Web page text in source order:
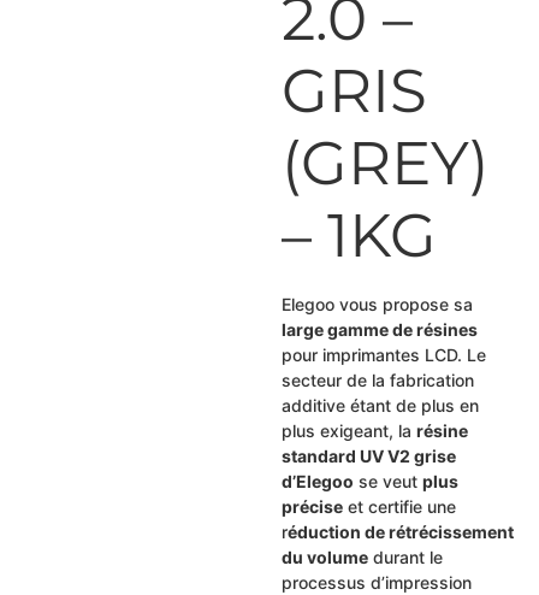
2.0 –
GRIS
(GREY)
– 1KG
Elegoo vous propose sa
large gamme de résines
pour imprimantes LCD. Le
secteur de la fabrication
additive étant de plus en
plus exigeant, la résine
standard UV V2 grise
d’Elegoo se veut plus
préciseet certifie une
réduction de rétrécissement
du volumedurant le
processus d’impression